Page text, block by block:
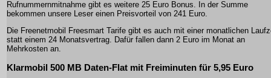
Rufnummernmitnahme gibt es weitere 25 Euro Bonus. In der Summe
bekommen unsere Leser einen Preisvorteil von 241 Euro.
Die Freenetmobil Freesmart Tarife gibt es auch mit einer monatlichen
statt einem 24 Monatsvertrag. Dafür fallen dann 2 Euro im Monat an
Mehrkosten an.
Klarmobil 500 MB Daten-Flat mit Freiminuten für 5,95 Euro